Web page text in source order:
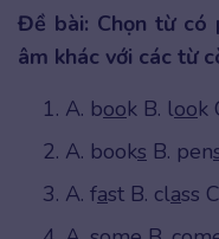
Đề bài: Chọn từ có
âm khác với các từ
A. book B. look
A. books B. pen
A. fast B. class